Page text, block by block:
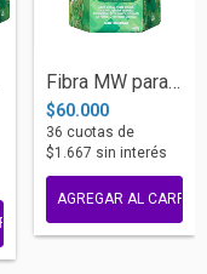
Fibra MW para mejorar el tránsito intest...
$60.000
36 cuotas de
$1.667 sin interés